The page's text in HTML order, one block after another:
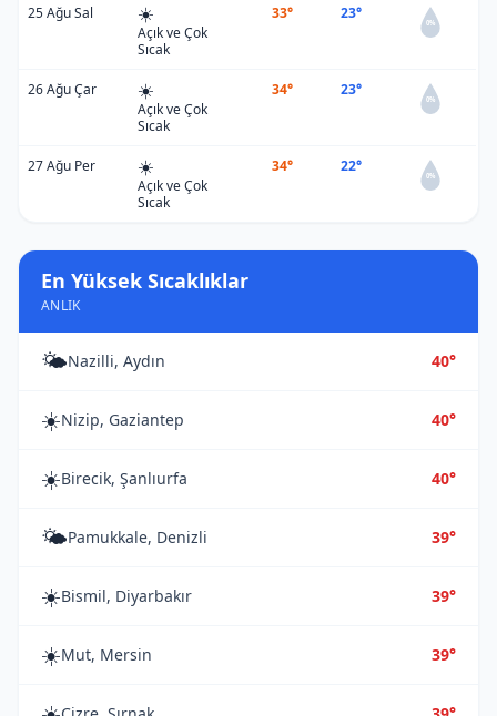
25 Ağu Sal ☀️
Açık ve Çok
Sıcak
33° 23°
0%
26 Ağu Çar ☀️
Açık ve Çok
Sıcak
34° 23°
0%
27 Ağu Per ☀️
Açık ve Çok
Sıcak
34° 22°
0%
En Yüksek Sıcaklıklar
ANLIK
🌤️Nazilli, Aydın 40°
☀️Nizip, Gaziantep 40°
☀️Birecik, Şanlıurfa 40°
🌤️Pamukkale, Denizli 39°
☀️Bismil, Diyarbakır 39°
☀️Mut, Mersin 39°